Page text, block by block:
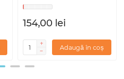
154,00 lei
Adaugă în coș